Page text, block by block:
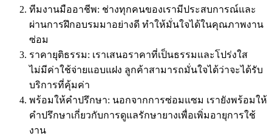
ทีมงานมืออาชีพ: ช่างทุกคนของเรามีประสบการณ์และ
ผ่านการฝึกอบรมมาอย่างดี ทำให้มั่นใจได้ในคุณภาพงาน
ซ่อม
ราคายุติธรรม: เราเสนอราคาที่เป็นธรรมและโปร่งใส
ไม่มีค่าใช้จ่ายแอบแฝง ลูกค้าสามารถมั่นใจได้ว่าจะได้รับ
บริการที่คุ้มค่า
พร้อมให้คำปรึกษา: นอกจากการซ่อมแซม เรายังพร้อมให้
คำปรึกษาเกี่ยวกับการดูแลรักษายางเพื่อเพิ่มอายุการใช้
งาน